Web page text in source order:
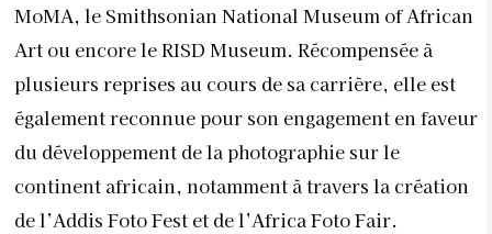
MoMA, le Smithsonian National Museum of African
Art ou encore le RISD Museum. Récompensée à
plusieurs reprises au cours de sa carrière, elle est
également reconnue pour son engagement en faveur
du développement de la photographie sur le
continent africain, notamment à travers la création
de l’Addis Foto Fest et de l’Africa Foto Fair.